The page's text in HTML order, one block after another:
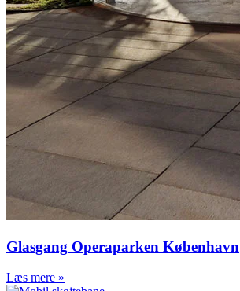
Glasgang Operaparken København
Læs mere »